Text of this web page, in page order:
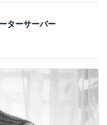
ターサーバー